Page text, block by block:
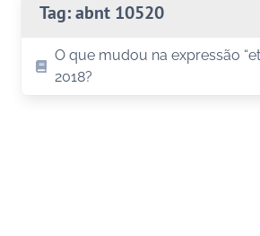
Tag:abnt 10520
O que mudou na expressão
2018?